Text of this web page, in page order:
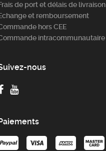
de port et délais de livraison
et remboursement
hors CEE
intracommunautaire
nous